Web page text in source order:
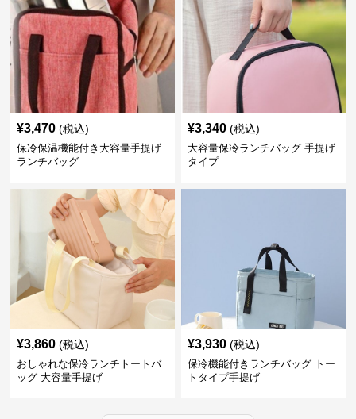
¥3,470 (税込)
保冷保温機能付き大容量手提げ
ランチバッグ
¥3,340 (税込)
大容量保冷ランチバッグ 手提げ
タイプ
¥3,860 (税込)
おしゃれな保冷ランチトートバ
ッグ 大容量手提げ
¥3,930 (税込)
保冷機能付きランチバッグ トー
トタイプ手提げ